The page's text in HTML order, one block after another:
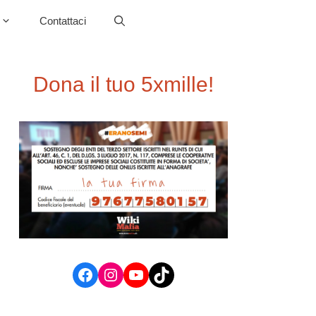
Contattaci
Dona il tuo 5xmille!
Facebook
Instagram
YouTube
TikTok